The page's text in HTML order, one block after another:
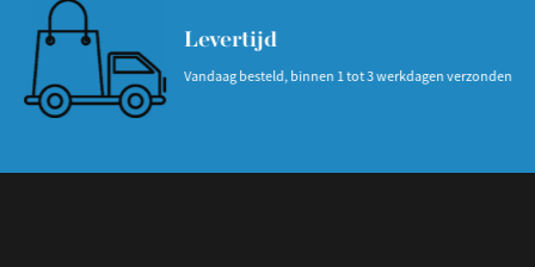
Levertijd
Vandaag besteld, binnen 1 tot 3 werkdagen verzonden